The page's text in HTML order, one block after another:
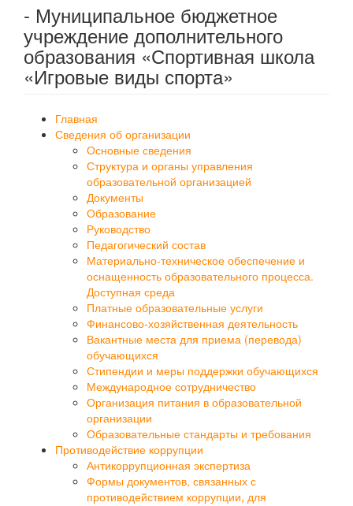
- Муниципальное бюджетное
учреждение дополнительного
образования «Спортивная школа
«Игровые виды спорта»
Главная
Сведения об организации
Основные сведения
Структура и органы управления
образовательной организацией
Документы
Образование
Руководство
Педагогический состав
Материально-техническое обеспечение и
оснащенность образовательного процесса.
Доступная среда
Платные образовательные услуги
Финансово-хозяйственная деятельность
Вакантные места для приема (перевода)
обучающихся
Стипендии и меры поддержки обучающихся
Международное сотрудничество
Организация питания в образовательной
организации
Образовательные стандарты и требования
Противодействие коррупции
Антикоррупционная экспертиза
Формы документов, связанных с
противодействием коррупции, для